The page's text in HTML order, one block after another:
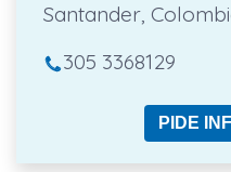
Santander,
305 3368129
PIDE